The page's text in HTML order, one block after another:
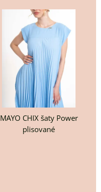
MAYO CHIX šaty Power
plisované